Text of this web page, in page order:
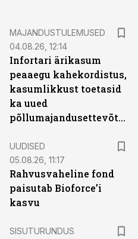
MAJANDUSTULEMUSED
04.08.26, 12:14
Infortari ärikasum
peaaegu kahekordistus,
kasumlikkust toetasid
ka uued
põllumajandusettevõtted
UUDISED
05.08.26, 11:17
Rahvusvaheline fond
paisutab Bioforce’i
kasvu
SISUTURUNDUS